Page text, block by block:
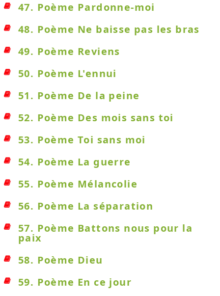
47. Poème Pardonne-moi
48. Poème Ne baisse pas les bras
49. Poème Reviens
50. Poème L'ennui
51. Poème De la peine
52. Poème Des mois sans toi
53. Poème Toi sans moi
54. Poème La guerre
55. Poème Mélancolie
56. Poème La séparation
57. Poème Battons nous pour la
paix
58. Poème Dieu
59. Poème En ce jour